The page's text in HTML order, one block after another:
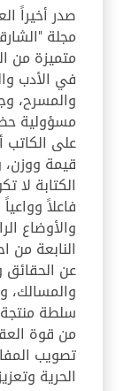
مجلة
متميزة من
في الأدب
والمسرح،
مسؤولية
على الكاتب
قيمة ووزن،
الكتابة لا
فاعلاً
والأوضاع
النابعة من
عن
والمسالك،
سلطة
من قوة
تصويب
الحرية